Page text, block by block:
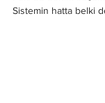
Sistemin hatta belki